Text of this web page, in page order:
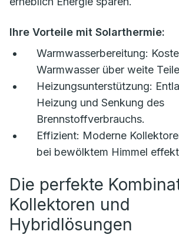
Ihre Vorteile mit Solarthermie:
Warmwasserbereitung:
Warmwasser über weite
Heizungsunterstützung:
Heizung und Senkung des
Brennstoffverbrauchs.
Effizient: Moderne
bei bewölktem Himmel
Die perfekte
Kollektoren und
Hybridlösungen